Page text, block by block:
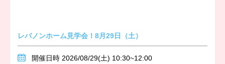
レバノンホーム見学会！8月29日（土）
開催日時 2026/08/29(土) 10:30~12:00